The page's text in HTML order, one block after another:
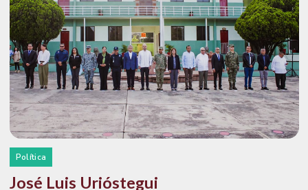
Política
José Luis Urióstegui